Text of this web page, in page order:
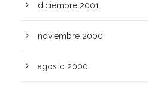
diciembre 2001
noviembre 2000
agosto 2000